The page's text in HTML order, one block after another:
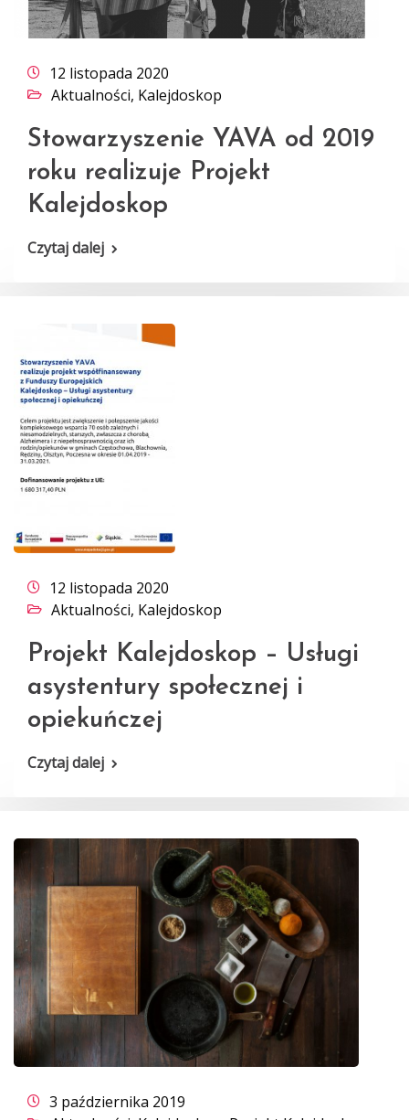
12 listopada 2020
Aktualności, Kalejdoskop
Stowarzyszenie YAVA od 2019
roku realizuje Projekt
Kalejdoskop
Czytaj dalej
12 listopada 2020
Aktualności, Kalejdoskop
Projekt Kalejdoskop – Usługi
asystentury społecznej i
opiekuńczej
Czytaj dalej
3 października 2019